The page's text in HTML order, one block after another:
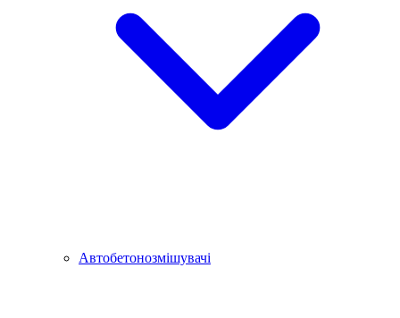
Автобетонозмішувачі